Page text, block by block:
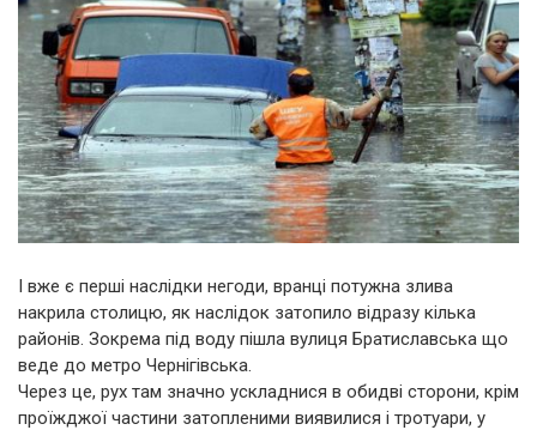
І вже є перші наслідки негоди, вранці потужна злива
накрила столицю, як наслідок затопило відразу кілька
районів. Зокрема під воду пішла вулиця Братиславська що
веде до метро Чернігівська.
Через це, рух там значно ускладнися в обидві сторони, крім
проїжджої частини затопленими виявилися і тротуари, у